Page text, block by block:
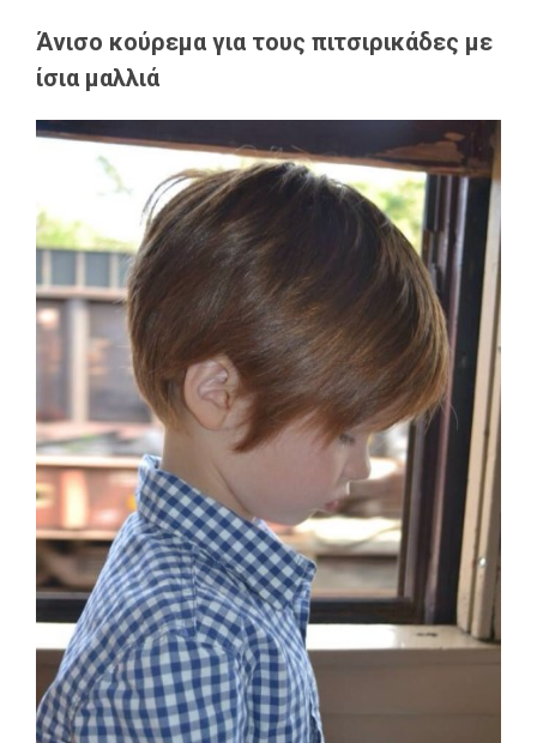
Άνισο κούρεμα για τους πιτσιρικάδες με
ίσια μαλλιά